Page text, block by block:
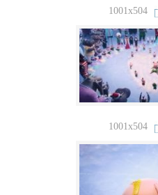
1001x504
1001x504